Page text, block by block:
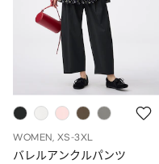
WOMEN, XS-3XL
バレルアンクルパンツ